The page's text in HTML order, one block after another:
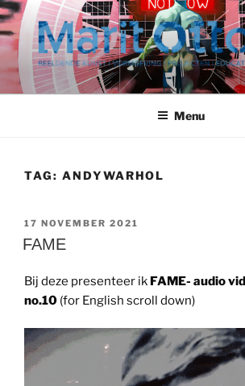
Ga
naar
de
inhoud
Menu
TAG: ANDYWARHOL
GEPLAATST
OP
17 NOVEMBER 2021
FAME
Bij deze presenteer ik FAME- audio
no.10 (for English scroll down)